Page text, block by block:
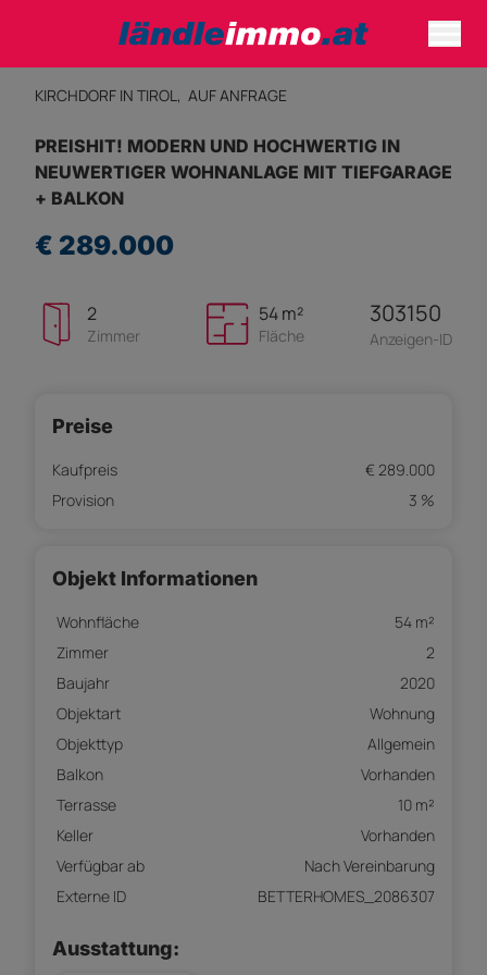
KIRCHDORF IN TIROL, AUF ANFRAGE
PREISHIT! MODERN UND HOCHWERTIG IN
NEUWERTIGER WOHNANLAGE MIT TIEFGARAGE
+ BALKON
€ 289.000
2
Zimmer
54 m²
Fläche
303150
Anzeigen-ID
Preise
Kaufpreis
€ 289.000
Provision
3 %
Objekt Informationen
Wohnfläche
54 m²
Zimmer
2
Baujahr
2020
Objektart
Wohnung
Objekttyp
Allgemein
Balkon
Vorhanden
Terrasse
10 m²
Keller
Vorhanden
Verfügbar ab
Nach Vereinbarung
Externe ID
BETTERHOMES_2086307
Ausstattung: